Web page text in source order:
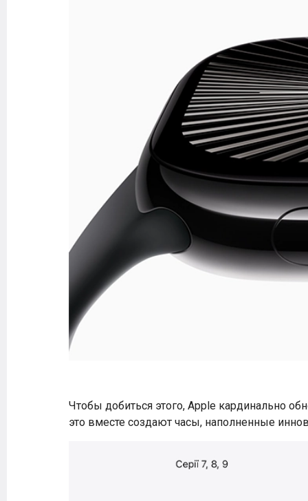
Чтобы добиться этого, Apple кардинально
это вместе создают часы, наполненные